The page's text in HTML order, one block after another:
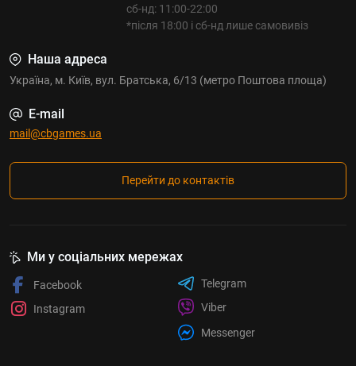
сб-нд: 11:00-22:00
*після 18:00 і сб-нд лише самовивіз
Наша адреса
Україна, м. Київ, вул. Братська, 6/13 (метро Поштова площа)
E-mail
mail@cbgames.ua
Перейти до контактів
Ми у соціальних мережах
Facebook
Instagram
Telegram
Viber
Messenger